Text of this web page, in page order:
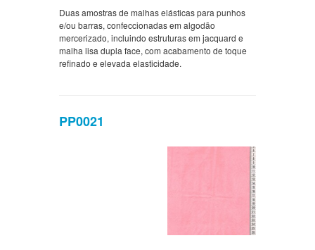
Duas amostras de malhas elásticas para punhos
e/ou barras, confeccionadas em algodão
mercerizado, incluindo estruturas em jacquard e
malha lisa dupla face, com acabamento de toque
refinado e elevada elasticidade.
PP0021